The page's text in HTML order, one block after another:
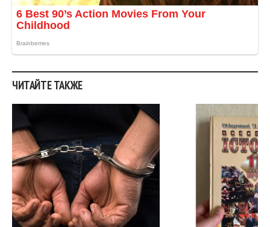
ЧИТАЙТЕ ТАКЖЕ